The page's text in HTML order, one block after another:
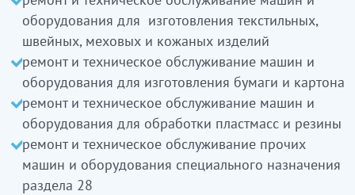
бұйымдар өндіру және қайта өңдеуге
арналған машиналар және жабдықтарды
жөңдеу және техникалық қызмет көрсету
тоқыма, тігін, былғары және тері бұйымдарын
жасауға арналған машиналар және
жабдықтарды жөңдеу және техникалық қызмет
көрсету
қағаз және қатырма қағазды жасауға арналған
машиналар және жабдықтарды жөңдеу және
оборудования для изготовления текстильных,
швейных, меховых и кожаных изделий
ремонт и техническое обслуживание машин и
оборудования для изготовления бумаги и картона
ремонт и техническое обслуживание машин и
оборудования для обработки пластмасс и резины
ремонт и техническое обслуживание прочих
машин и оборудования специального назначения
раздела 28